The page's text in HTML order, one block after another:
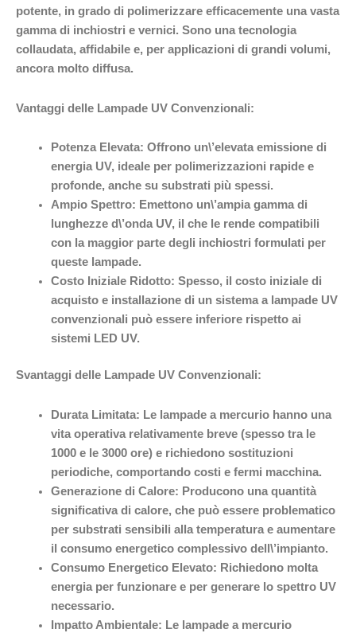
potente, in grado di polimerizzare efficacemente una vasta
gamma di inchiostri e vernici. Sono una tecnologia
collaudata, affidabile e, per applicazioni di grandi volumi,
ancora molto diffusa.
Vantaggi delle Lampade UV Convenzionali:
Potenza Elevata: Offrono un\’elevata emissione di
energia UV, ideale per polimerizzazioni rapide e
profonde, anche su substrati più spessi.
Ampio Spettro: Emettono un\’ampia gamma di
lunghezze d\’onda UV, il che le rende compatibili
con la maggior parte degli inchiostri formulati per
queste lampade.
Costo Iniziale Ridotto: Spesso, il costo iniziale di
acquisto e installazione di un sistema a lampade UV
convenzionali può essere inferiore rispetto ai
sistemi LED UV.
Svantaggi delle Lampade UV Convenzionali:
Durata Limitata: Le lampade a mercurio hanno una
vita operativa relativamente breve (spesso tra le
1000 e le 3000 ore) e richiedono sostituzioni
periodiche, comportando costi e fermi macchina.
Generazione di Calore: Producono una quantità
significativa di calore, che può essere problematico
per substrati sensibili alla temperatura e aumentare
il consumo energetico complessivo dell\’impianto.
Consumo Energetico Elevato: Richiedono molta
energia per funzionare e per generare lo spettro UV
necessario.
Impatto Ambientale: Le lampade a mercurio